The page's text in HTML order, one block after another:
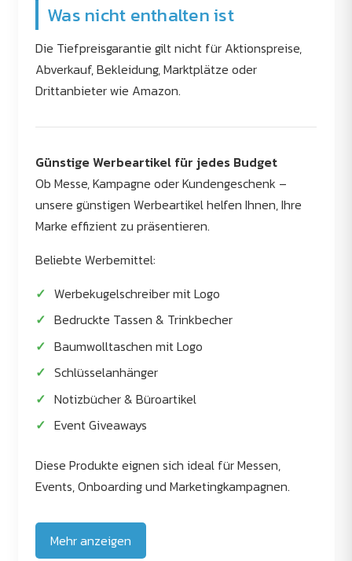
Was nicht enthalten ist
Die Tiefpreisgarantie gilt nicht für Aktionspreise,
Abverkauf, Bekleidung, Marktplätze oder
Drittanbieter wie Amazon.
Günstige Werbeartikel für jedes Budget
Ob Messe, Kampagne oder Kundengeschenk –
unsere günstigen Werbeartikel helfen Ihnen, Ihre
Marke effizient zu präsentieren.
Beliebte Werbemittel:
Werbekugelschreiber mit Logo
Bedruckte Tassen & Trinkbecher
Baumwolltaschen mit Logo
Schlüsselanhänger
Notizbücher & Büroartikel
Event Giveaways
Diese Produkte eignen sich ideal für Messen,
Events, Onboarding und Marketingkampagnen.
Mehr anzeigen